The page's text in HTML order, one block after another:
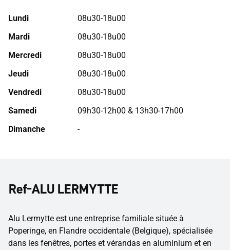
Lundi
08u30-18u00
Mardi
08u30-18u00
Mercredi
08u30-18u00
Jeudi
08u30-18u00
Vendredi
08u30-18u00
Samedi
09h30-12h00 & 13h30-17h00
Dimanche
-
Ref-ALU LERMYTTE
Alu Lermytte est une entreprise familiale située à
Poperinge, en Flandre occidentale (Belgique), spécialisée
dans les fenêtres, portes et vérandas en aluminium et en